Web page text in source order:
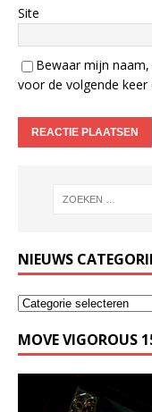
Site
Bewaar mijn
voor de volgende keer
NIEUWS
MOVE VIGOROUS